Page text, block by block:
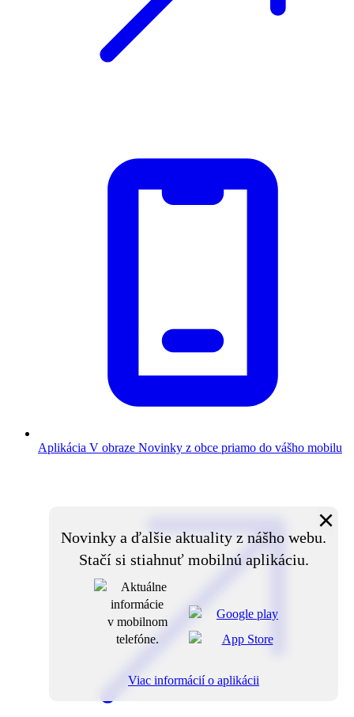
Aplikácia V obraze Novinky z obce priamo do vášho mobilu
Novinky a ďalšie aktuality z nášho webu.
Stačí si stiahnuť mobilnú aplikáciu.
×
Viac informácií o aplikácii